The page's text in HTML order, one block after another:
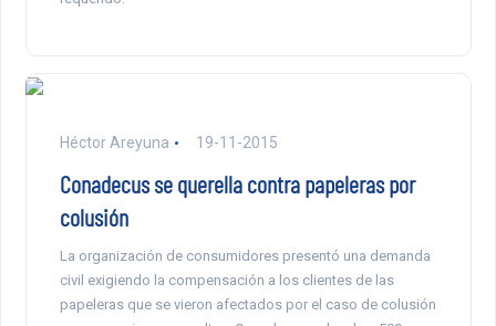
Héctor Areyuna 19-11-2015
Conadecus se querella contra papeleras por
colusión
La organización de consumidores presentó una demanda
civil exigiendo la compensación a los clientes de las
papeleras que se vieron afectados por el caso de colusión